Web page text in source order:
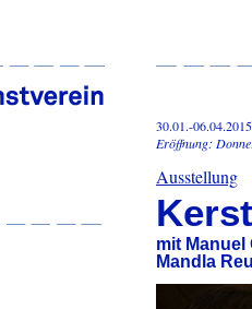
30.01.-06.04.2015
Eröffnung:
Ausstellung
mit Manuel
Mandla